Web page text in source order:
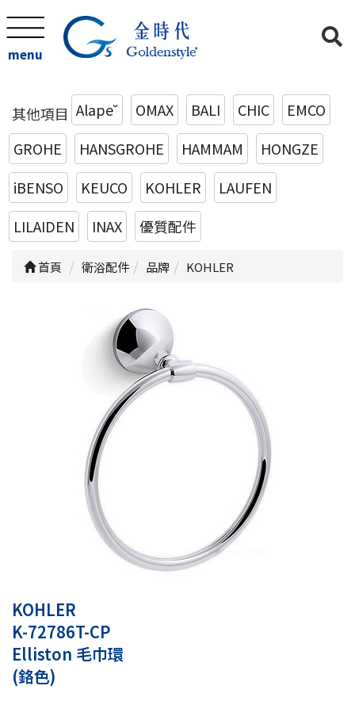
menu
其他項目 Alape˘ OMAX BALI CHIC
EMCO
GROHE
HANSGROHE HAMMAM
HONGZE
iBENSO
KEUCO KOHLER
LAUFEN
LILAIDEN
INAX 優質配件
首頁 衛浴配件 品牌 KOHLER
KOHLER
K-72786T-CP
Elliston 毛巾環
(鉻色)